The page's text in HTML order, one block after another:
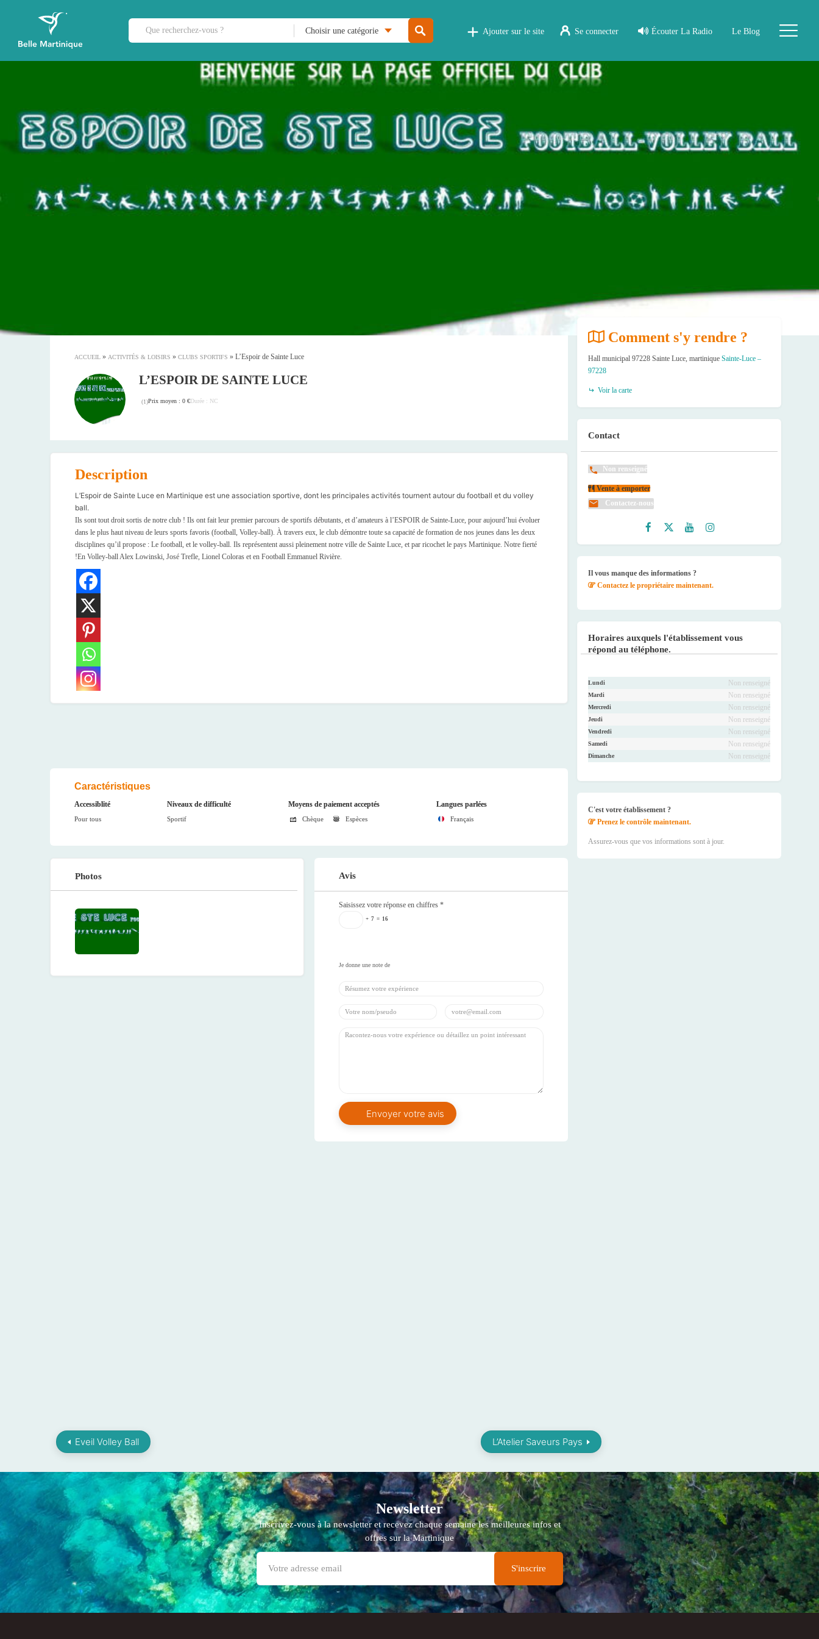
Choisir une catégorie Ajouter sur le site Se connecter Écouter La Radio Le Blog
ACCUEIL » ACTIVITÉS & LOISIRS » CLUBS SPORTIFS » L’Espoir de Sainte Luce
L’ESPOIR DE SAINTE LUCE
(1)Prix moyen : 0 €Durée : NC
Description
L’Espoir de Sainte Luce en Martinique est une association sportive, dont les principales activités tournent autour du football et du volley
ball.
Ils sont tout droit sortis de notre club ! Ils ont fait leur premier parcours de sportifs débutants, et d’amateurs à l’ESPOIR de Sainte-Luce, pour aujourd’hui évoluer
dans le plus haut niveau de leurs sports favoris (football, Volley-ball). À travers eux, le club démontre toute sa capacité de formation de nos jeunes dans les deux
disciplines qu’il propose : Le football, et le volley-ball. Ils représentent aussi pleinement notre ville de Sainte Luce, et par ricochet le pays Martinique. Notre fierté
!En Volley-ball Alex Lowinski, José Trefle, Lionel Coloras et en Football Emmanuel Rivière.
Caractéristiques
Accessiblité
Pour tous
Niveaux de difficulté
Sportif
Moyens de paiement acceptés
Chèque Espèces
Langues parlées
Français
Photos Avis
Saisissez votre réponse en chiffres*
+ 7 = 16
Comment s'y rendre ?
Hall municipal 97228 Sainte Luce, martinique Sainte-Luce –
97228
Voir la carte
Contact
Non renseigné
Vente à emporter
Contactez-nous
Il vous manque des informations ?
Contactez le propriétaire maintenant.
Horaires auxquels l'établissement vous
répond au téléphone.
Lundi Non renseigné
Mardi Non renseigné
Mercredi Non renseigné
Jeudi Non renseigné
Vendredi Non renseigné
Samedi Non renseigné
Dimanche Non renseigné
C'est votre établissement ?
Prenez le contrôle maintenant.
Assurez-vous que vos informations sont à jour.
Eveil Volley Ball L’Atelier Saveurs Pays
Newsletter
Inscrivez-vous à la newsletter et recevez chaque semaine les meilleures infos et
offres sur la Martinique